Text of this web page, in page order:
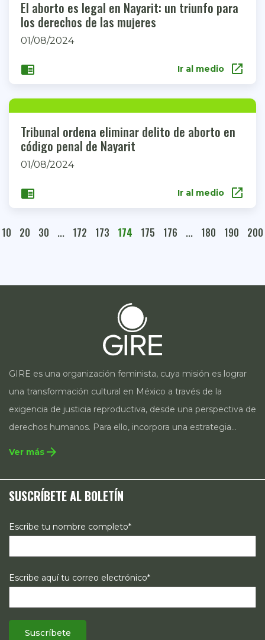
El aborto es legal en Nayarit: un triunfo para
los derechos de las mujeres
01/08/2024
chrome_reader_mode Ir al medio open_in_new
Tribunal ordena eliminar delito de aborto en
código penal de Nayarit
01/08/2024
chrome_reader_mode Ir al medio open_in_new
10 20 30 ... 172 173 174 175 176 ... 180 190 200
GIRE es una organización feminista, cuya misión es lograr
una transformación cultural en México a través de la
exigencia de justicia reproductiva, desde una perspectiva de
derechos humanos. Para ello, incorpora una estrategia
integral que contempla la incidencia en legislación y
estrategias de comunicación e investigación sobre el
estado de los derechos reproductivos en México.
Ver más arrow_forward
SUSCRÍBETE AL BOLETÍN
Escribe tu nombre completo*
Escribe aquí tu correo electrónico*